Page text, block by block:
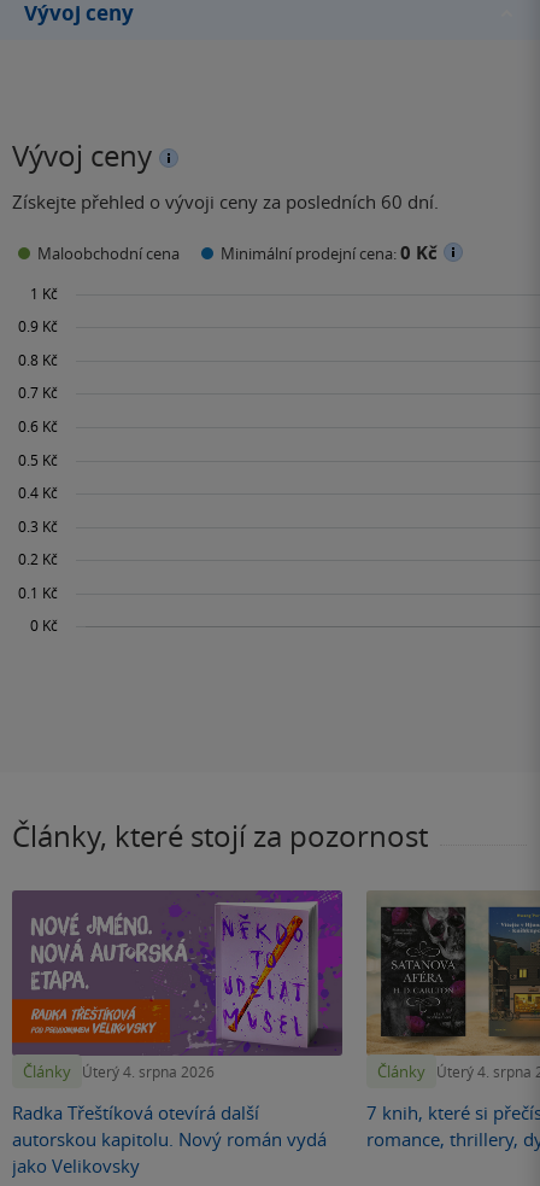
Vývoj ceny
Vývoj ceny
Získejte přehled o vývoji ceny za posledních 60 dní.
Maloobchodní cena Minimální prodejní cena:0 Kč
Články, které stojí za pozornost
Články Úterý 4. srpna 2026
Radka Třeštíková otevírá další
autorskou kapitolu. Nový román vydá
jako Velikovsky
Články Úterý 4. srpna
7 knih, které si
romance, thrillery,